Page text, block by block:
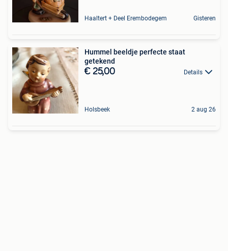
Haaltert + Deel Erembodegem Gisteren
Hummel beeldje perfecte staat
getekend
€ 25,00 Details
Holsbeek 2 aug 26